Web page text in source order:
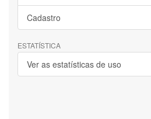
Cadastro
ESTATÍSTICA
Ver as estatísticas de uso